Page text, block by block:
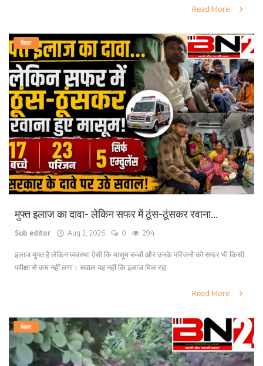
Read More
बिहार
मुफ्त इलाज का दावा- लेकिन सफर में ठूंस-ठूंसकर रवाना...
Sub editor Aug 2, 2026 0 294
इलाज मुफ्त है लेकिन व्यवस्था ऐसी कि मासूम बच्चों और उनके परिजनों को सफर भी किसी
परीक्षा से कम नहीं लगा। सवाल यह नहीं कि इलाज मिल रहा...
Read More
बिहार